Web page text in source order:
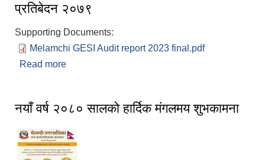
प्रतिबेदन २०७९
Supporting Documents:
Melamchi GESI Audit report 2023 final.pdf
Read more
नयाँ वर्ष २०८० सालको हार्दिक मंगलमय शुभकामना